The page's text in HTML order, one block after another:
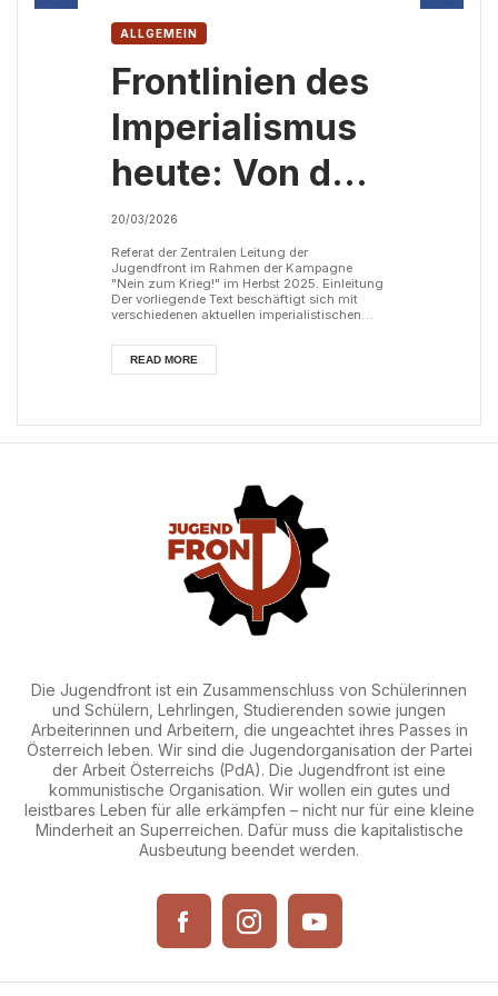
ALLGEMEIN
Frontlinien des
Imperialismus
heute: Von der
Ukraine bis
Palästina
20/03/2026
Referat der Zentralen Leitung der
Jugendfront im Rahmen der Kampagne
"Nein zum Krieg!" im Herbst 2025. Einleitung
Der vorliegende Text beschäftigt sich mit
verschiedenen aktuellen imperialistischen
vor allem die Ukraine und der Nahe Osten im
Mittelpunkt. Die Eskalation des Krieges in der
Ukraine hat zu umfassenden Diskussionen in
dem Wesen des imperialistischen Syste...
READ MORE
Die Jugendfront ist ein Zusammenschluss von Schülerinnen
und Schülern, Lehrlingen, Studierenden sowie jungen
Arbeiterinnen und Arbeitern, die ungeachtet ihres Passes in
Österreich leben. Wir sind die Jugendorganisation der Partei
der Arbeit Österreichs (PdA). Die Jugendfront ist eine
kommunistische Organisation. Wir wollen ein gutes und
leistbares Leben für alle erkämpfen – nicht nur für eine kleine
Minderheit an Superreichen. Dafür muss die kapitalistische
Ausbeutung beendet werden.